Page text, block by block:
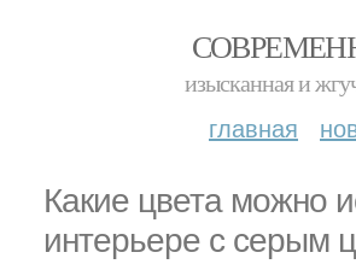
изысканная и
главная
Какие цвета можно
интерьере с серым